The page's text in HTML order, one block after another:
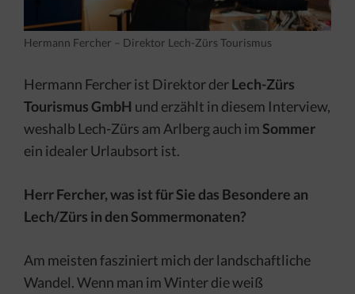
Hermann Fercher – Direktor Lech-Zürs Tourismus
Hermann Fercher ist Direktor derLech-Zürs
Tourismus GmbH und erzählt in diesem Interview,
weshalb Lech-Zürs am Arlberg auch imSommer
ein idealer Urlaubsort ist.
Herr Fercher, was ist für Sie das Besondere an
Lech/Zürs in den Sommermonaten?
Am meisten fasziniert mich der landschaftliche
Wandel. Wenn man im Winter die weiß